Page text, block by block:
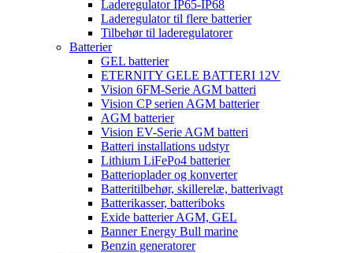
Laderegulator IP65-IP68
Laderegulator til flere batterier
Tilbehør til laderegulatorer
Batterier
GEL batterier
ETERNITY GELE BATTERI 12V
Vision 6FM-Serie AGM batteri
Vision CP serien AGM batterier
AGM batterier
Vision EV-Serie AGM batteri
Batteri installations udstyr
Lithium LiFePo4 batterier
Batterioplader og konverter
Batteritilbehør, skillerelæ, batterivagt
Batterikasser, batteriboks
Exide batterier AGM, GEL
Banner Energy Bull marine
Benzin generatorer